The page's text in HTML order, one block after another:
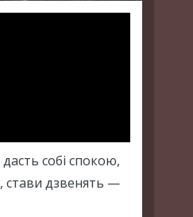
собі спокою,
стави дзвенять —